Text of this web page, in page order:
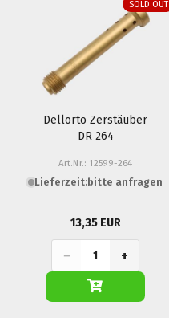
SOLD OUT
Dellorto Zerstäuber
DR 264
Art.Nr.: 12599-264
Lieferzeit:bitte anfragen
13,35 EUR
− +